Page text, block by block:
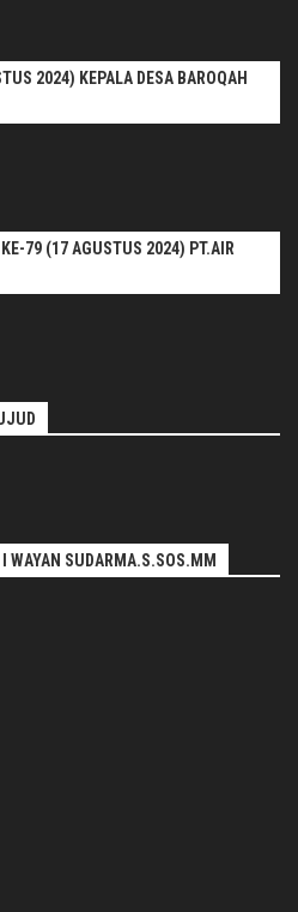
2024) KEPALA DESA BAROQAH
KE-79 (17 AGUSTUS 2024) PT.AIR
WAYAN SUDARMA.S.SOS.MM